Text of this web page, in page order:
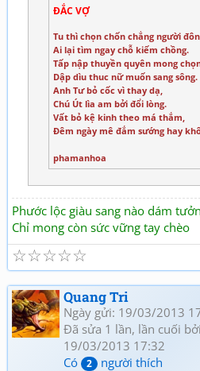
ĐẮC VỢ
Tu thì chọn chốn chẳng người
Ai lại tìm ngay chỗ kiếm chồng.
Tấp nập thuyền quyên mong
Dập dìu thuc nữ muốn sang sông.
Anh Tư bỏ cốc vì thay dạ,
Chú Út lìa am bởi đổi lòng.
Vất bỏ kệ kinh theo má thắm,
Đêm ngày mê đắm sướng hay
phamanhoa
Phước lộc giàu sang nào dám
Chỉ mong còn sức vững tay chèo
☆
☆
☆
☆
☆
Quang Tri
Ngày gửi: 19/03/2013
Đã sửa 1 lần, lần cuối bởi
19/03/2013 17:32
Có
2 người thích